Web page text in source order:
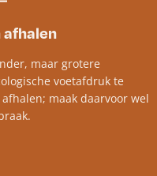
afhalen
maar grotere
voetafdruk te
maak daarvoor wel